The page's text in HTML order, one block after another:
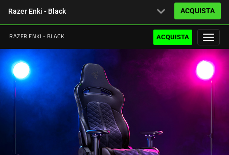
Razer Enki - Black expand_more ACQUISTA
Panoramica
FAQ
Activating
this
element
cause
Specifiche tecniche
RAZER ENKI - BLACK ACQUISTA